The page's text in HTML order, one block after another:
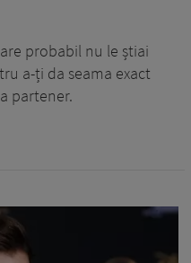
probabil nu le știai
a-ți da seama exact
partener.